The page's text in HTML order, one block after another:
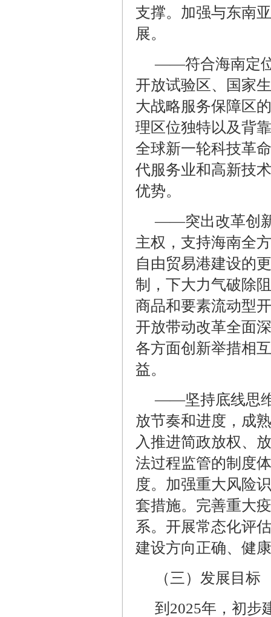
支撑。加强与东南
展。
——符合海南定
开放试验区、国家
大战略服务保障区
理区位独特以及背
全球新一轮科技革
代服务业和高新技
优势。
——突出改革创
主权，支持海南全
自由贸易港建设的
制，下大力气破除
商品和要素流动型
开放带动改革全面
各方面创新举措相
益。
——坚持底线思
放节奏和进度，成
入推进简政放权、
法过程监管的制度
度。加强重大风险
套措施。完善重大
系。开展常态化评
建设方向正确、健
（三）发展目标
到 2025年，初步